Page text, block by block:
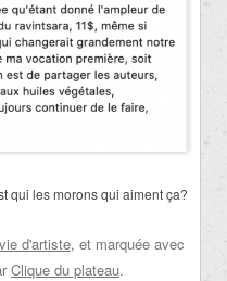
qui les morons qui aiment ça?
d'artiste, et marquée avec
Clique du plateau.